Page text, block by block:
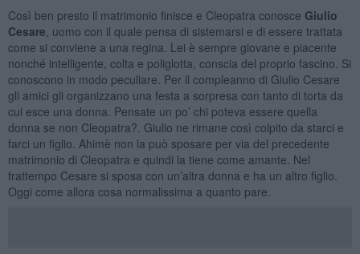
Così ben presto il matrimonio finisce e Cleopatra conosce Giulio
Cesare , uomo con il quale pensa di sistemarsi e di essere trattata
come si conviene a una regina. Lei è sempre giovane e piacente
nonché intelligente, colta e poliglotta, conscia del proprio fascino. Si
conoscono in modo peculiare. Per il compleanno di Giulio Cesare
gli amici gli organizzano una festa a sorpresa con tanto di torta da
cui esce una donna. Pensate un po’ chi poteva essere quella
donna se non Cleopatra?. Giulio ne rimane così colpito da starci e
farci un figlio. Ahimè non la può sposare per via del precedente
matrimonio di Cleopatra e quindi la tiene come amante. Nel
frattempo Cesare si sposa con un’altra donna e ha un altro figlio.
Oggi come allora cosa normalissima a quanto pare.